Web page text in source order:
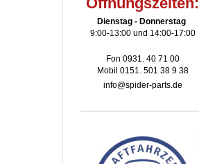
Dienstag - Donnerstag
9:00-13:00 und 14:00-17:00
Fon 0931. 40 71 00
Mobil 0151. 501 38 9 38
info@spider-parts.de